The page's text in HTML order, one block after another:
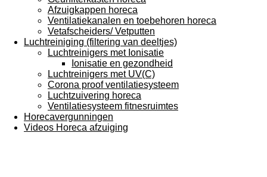
Afzuigkappen horeca
Ventilatiekanalen en toebehoren horeca
Vetafscheiders/ Vetputten
Luchtreiniging (filtering van deeltjes)
Luchtreinigers met Ionisatie
Ionisatie en gezondheid
Luchtreinigers met UV(C)
Corona proof ventilatiesysteem
Luchtzuivering horeca
Ventilatiesysteem fitnesruimtes
Horecavergunningen
Videos Horeca afzuiging